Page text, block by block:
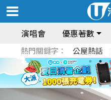
演唱會 優惠著數
熱門關鍵字： 公屋熱話